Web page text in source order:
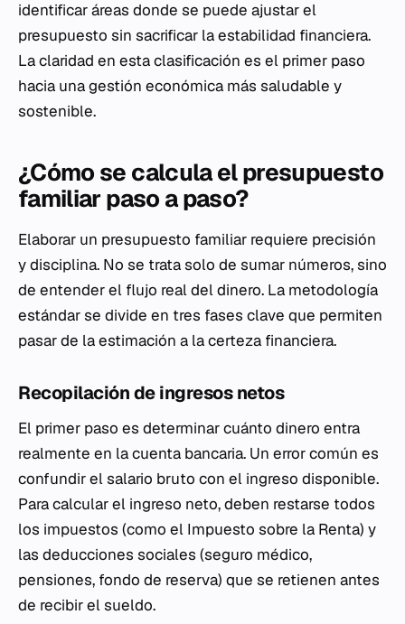
identificar áreas donde se puede ajustar el
presupuesto sin sacrificar la estabilidad financiera.
La claridad en esta clasificación es el primer paso
hacia una gestión económica más saludable y
sostenible.
¿Cómo se calcula el presupuesto
familiar paso a paso?
Elaborar un presupuesto familiar requiere precisión
y disciplina. No se trata solo de sumar números, sino
de entender el flujo real del dinero. La metodología
estándar se divide en tres fases clave que permiten
pasar de la estimación a la certeza financiera.
Recopilación de ingresos netos
El primer paso es determinar cuánto dinero entra
realmente en la cuenta bancaria. Un error común es
confundir el salario bruto con el ingreso disponible.
Para calcular el ingreso neto, deben restarse todos
los impuestos (como el Impuesto sobre la Renta) y
las deducciones sociales (seguro médico,
pensiones, fondo de reserva) que se retienen antes
de recibir el sueldo.